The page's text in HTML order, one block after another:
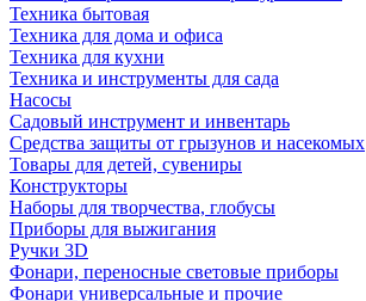
Техника бытовая
Техника для дома и офиса
Техника для кухни
Техника и инструменты для сада
Насосы
Садовый инструмент и инвентарь
Средства защиты от грызунов и насекомых
Товары для детей, сувениры
Конструкторы
Наборы для творчества, глобусы
Приборы для выжигания
Ручки 3D
Фонари, переносные световые приборы
Фонари универсальные и прочие